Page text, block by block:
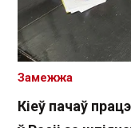
Кіеў пачаў
Замежжа